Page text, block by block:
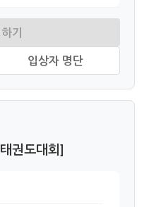
권도대회]